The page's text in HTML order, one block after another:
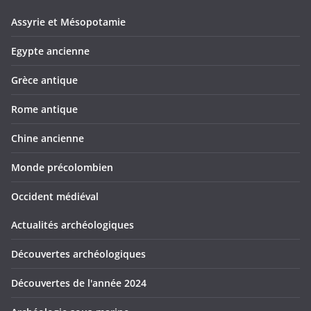
Assyrie et Mésopotamie
Egypte ancienne
Grèce antique
Rome antique
Chine ancienne
Monde précolombien
Occident médiéval
Actualités archéologiques
Découvertes archéologiques
Découvertes de l'année 2024